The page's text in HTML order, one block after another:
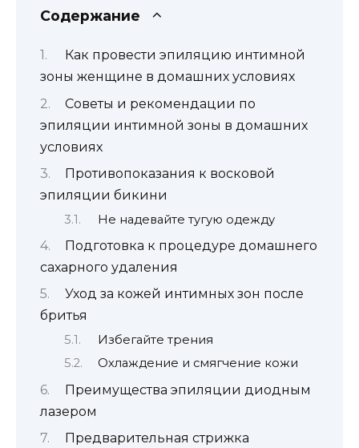
Содержание
Как провести эпиляцию интимной
зоны женщине в домашних условиях
Советы и рекомендации по
эпиляции интимной зоны в домашних
условиях
Противопоказания к восковой
эпиляции бикини
Не надевайте тугую одежду
Подготовка к процедуре домашнего
сахарного удаления
Уход за кожей интимных зон после
бритья
Избегайте трения
Охлаждение и смягчение кожи
Преимущества эпиляции диодным
лазером
Предварительная стрижка